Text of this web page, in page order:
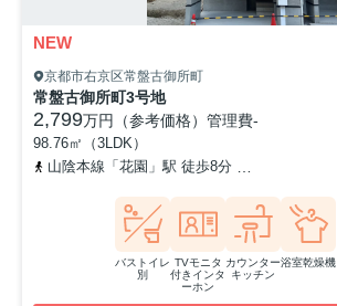
NEW
京都市右京区常盤古御所町
常盤古御所町3号地
2,799万円（参考価格） 管理費-
98.76㎡（3LDK）
山陰本線「花園」駅 徒歩8分
バストイレ
別
TVモニタ
付きインタ
ーホン
カウンター
キッチン
浴室乾燥機